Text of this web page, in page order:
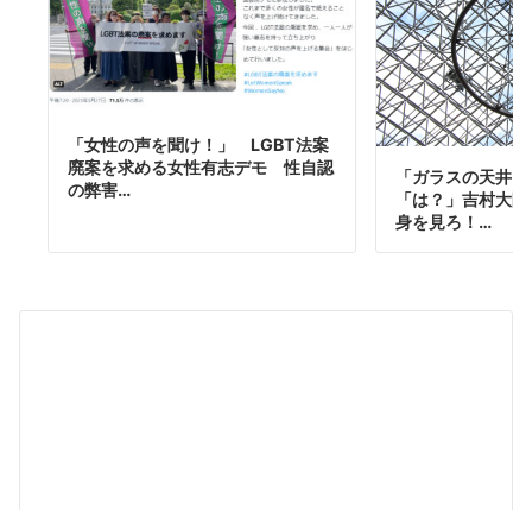
「女性の声を聞け！」 LGBT法案
廃案を求める女性有志デモ 性自認
の弊害…
「ガラスの天井
「は？」吉村大
身を見ろ！…